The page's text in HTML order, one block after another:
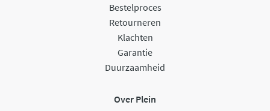
Bestelproces
Retourneren
Klachten
Garantie
Duurzaamheid
Over Plein